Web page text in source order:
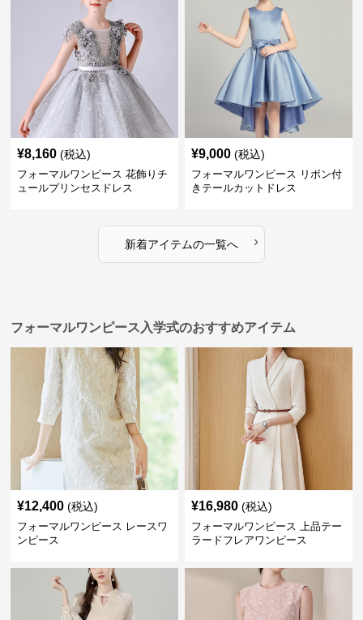
¥8,160 (税込)
フォーマルワンピース 花飾りチ
ュールプリンセスドレス
¥9,000 (税込)
フォーマルワンピース リボン付
きテールカットドレス
新着アイテムの一覧へ ›
フォーマルワンピース入学式のおすすめアイテム
¥12,400 (税込)
フォーマルワンピース レースワ
ンピース
¥16,980 (税込)
フォーマルワンピース 上品テー
ラードフレアワンピース